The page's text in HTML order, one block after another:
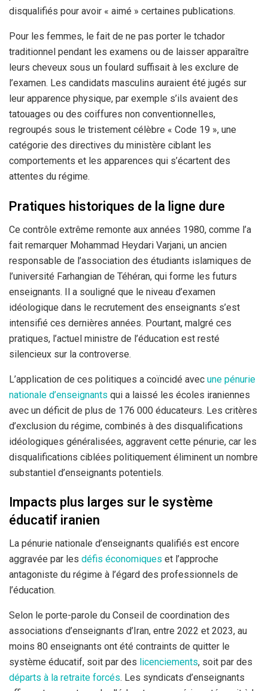
disqualifiés pour avoir « aimé » certaines publications.
Pour les femmes, le fait de ne pas porter le tchador
traditionnel pendant les examens ou de laisser apparaître
leurs cheveux sous un foulard suffisait à les exclure de
l’examen. Les candidats masculins auraient été jugés sur
leur apparence physique, par exemple s’ils avaient des
tatouages ou des coiffures non conventionnelles,
regroupés sous le tristement célèbre « Code 19 », une
catégorie des directives du ministère ciblant les
comportements et les apparences qui s’écartent des
attentes du régime.
Pratiques historiques de la ligne dure
Ce contrôle extrême remonte aux années 1980, comme l’a
fait remarquer Mohammad Heydari Varjani, un ancien
responsable de l’association des étudiants islamiques de
l’université Farhangian de Téhéran, qui forme les futurs
enseignants. Il a souligné que le niveau d’examen
idéologique dans le recrutement des enseignants s’est
intensifié ces dernières années. Pourtant, malgré ces
pratiques, l’actuel ministre de l’éducation est resté
silencieux sur la controverse.
L’application de ces politiques a coïncidé avec une pénurie
nationale d’enseignants qui a laissé les écoles iraniennes
avec un déficit de plus de 176 000 éducateurs. Les critères
d’exclusion du régime, combinés à des disqualifications
idéologiques généralisées, aggravent cette pénurie, car les
disqualifications ciblées politiquement éliminent un nombre
substantiel d’enseignants potentiels.
Impacts plus larges sur le système
éducatif iranien
La pénurie nationale d’enseignants qualifiés est encore
aggravée par les défis économiques et l’approche
antagoniste du régime à l’égard des professionnels de
l’éducation.
Selon le porte-parole du Conseil de coordination des
associations d’enseignants d’Iran, entre 2022 et 2023, au
moins 80 enseignants ont été contraints de quitter le
système éducatif, soit par des licenciements, soit par des
départs à la retraite forcés. Les syndicats d’enseignants